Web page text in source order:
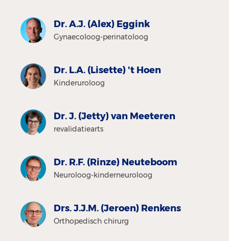
Dr. A.J. (Alex) Eggink
Gynaecoloog-perinatoloog
Dr. L.A. (Lisette) 't Hoen
Kinderuroloog
Dr. J. (Jetty) van Meeteren
revalidatiearts
Dr. R.F. (Rinze) Neuteboom
Neuroloog-kinderneuroloog
Drs. J.J.M. (Jeroen) Renkens
Orthopedisch chirurg